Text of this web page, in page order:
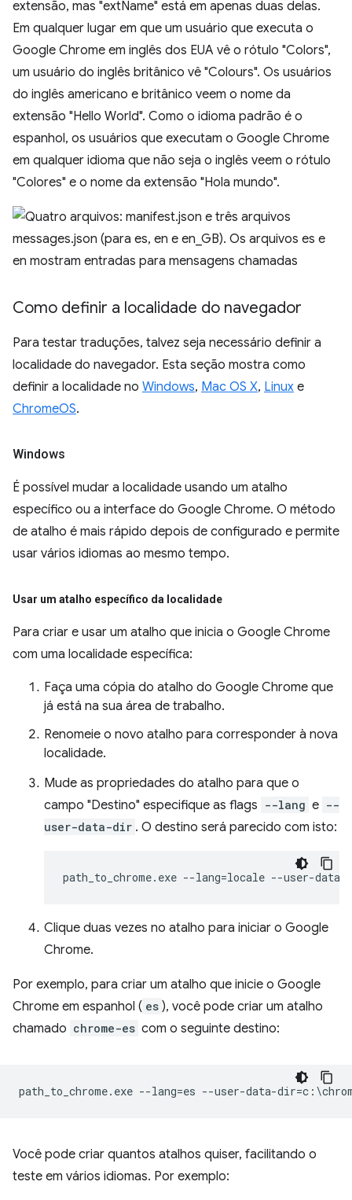
extensão, mas "extName" está em apenas duas delas.
Em qualquer lugar em que um usuário que executa o
Google Chrome em inglês dos EUA vê o rótulo "Colors",
um usuário do inglês britânico vê "Colours". Os usuários
do inglês americano e britânico veem o nome da
extensão "Hello World". Como o idioma padrão é o
espanhol, os usuários que executam o Google Chrome
em qualquer idioma que não seja o inglês veem o rótulo
"Colores" e o nome da extensão "Hola mundo".
Como definir a localidade do navegador
Para testar traduções, talvez seja necessário definir a
localidade do navegador. Esta seção mostra como
definir a localidade no Windows, Mac OS X, Linux e
ChromeOS.
Windows
É possível mudar a localidade usando um atalho
específico ou a interface do Google Chrome. O método
de atalho é mais rápido depois de configurado e permite
usar vários idiomas ao mesmo tempo.
Usar um atalho específico da localidade
Para criar e usar um atalho que inicia o Google Chrome
com uma localidade específica:
Faça uma cópia do atalho do Google Chrome que
já está na sua área de trabalho.
Renomeie o novo atalho para corresponder à nova
localidade.
Mude as propriedades do atalho para que o
campo "Destino" especifique as flags --lang e --
user-data-dir . O destino será parecido com isto:
Clique duas vezes no atalho para iniciar o Google
Chrome.
Por exemplo, para criar um atalho que inicie o Google
Chrome em espanhol ( es ), você pode criar um atalho
chamado chrome-es com o seguinte destino:
Você pode criar quantos atalhos quiser, facilitando o
teste em vários idiomas. Por exemplo: